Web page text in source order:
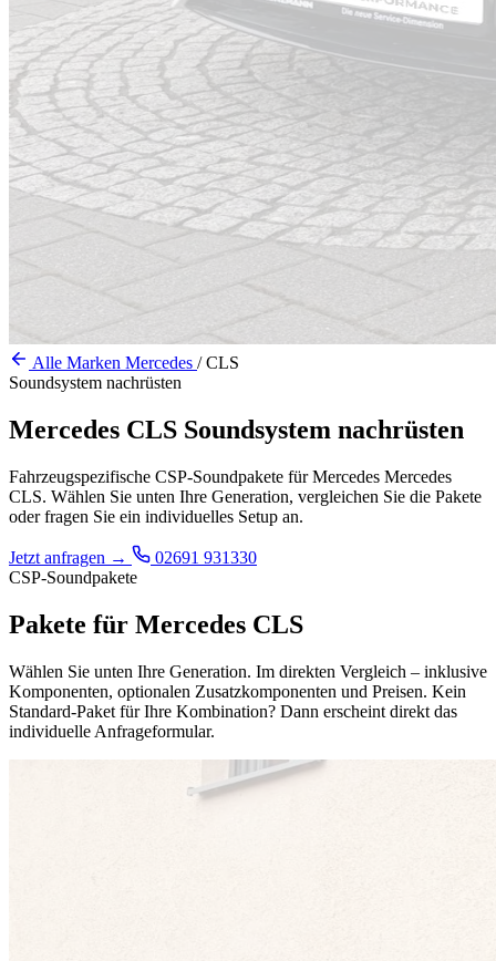
Alle Marken Mercedes / CLS
Soundsystem nachrüsten
Mercedes CLS Soundsystem nachrüsten
Fahrzeugspezifische CSP-Soundpakete für Mercedes Mercedes
CLS. Wählen Sie unten Ihre Generation, vergleichen Sie die Pakete
oder fragen Sie ein individuelles Setup an.
Jetzt anfragen →
02691 931330
CSP-Soundpakete
Pakete für Mercedes CLS
Wählen Sie unten Ihre Generation. Im direkten Vergleich – inklusive
Komponenten, optionalen Zusatzkomponenten und Preisen. Kein
Standard-Paket für Ihre Kombination? Dann erscheint direkt das
individuelle Anfrageformular.